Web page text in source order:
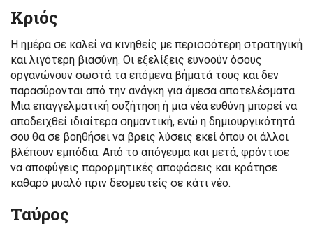
Κριός
Η ημέρα σε καλεί να κινηθείς με περισσότερη στρατηγική
και λιγότερη βιασύνη. Οι εξελίξεις ευνοούν όσους
οργανώνουν σωστά τα επόμενα βήματά τους και δεν
παρασύρονται από την ανάγκη για άμεσα αποτελέσματα.
Μια επαγγελματική συζήτηση ή μια νέα ευθύνη μπορεί να
αποδειχθεί ιδιαίτερα σημαντική, ενώ η δημιουργικότητά
σου θα σε βοηθήσει να βρεις λύσεις εκεί όπου οι άλλοι
βλέπουν εμπόδια. Από το απόγευμα και μετά, φρόντισε
να αποφύγεις παρορμητικές αποφάσεις και κράτησε
καθαρό μυαλό πριν δεσμευτείς σε κάτι νέο.
Ταύρος